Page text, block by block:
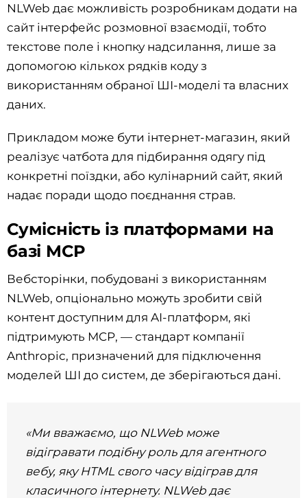
NLWeb дає можливість розробникам додати на
сайт інтерфейс розмовної взаємодії, тобто
текстове поле і кнопку надсилання, лише за
допомогою кількох рядків коду з
використанням обраної ШІ-моделі та власних
даних.
Прикладом може бути інтернет-магазин, який
реалізує чатбота для підбирання одягу під
конкретні поїздки, або кулінарний сайт, який
надає поради щодо поєднання страв.
Сумісність із платформами на
базі MCP
Вебсторінки, побудовані з використанням
NLWeb, опціонально можуть зробити свій
контент доступним для AI-платформ, які
підтримують MCP, — стандарт компанії
Anthropic, призначений для підключення
моделей ШІ до систем, де зберігаються дані.
«Ми вважаємо, що NLWeb може
відігравати подібну роль для агентного
вебу, яку HTML свого часу відіграв для
класичного інтернету. NLWeb дає